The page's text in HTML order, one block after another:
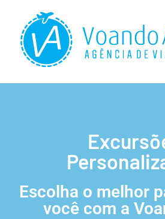
Escolha o melhor
você com a